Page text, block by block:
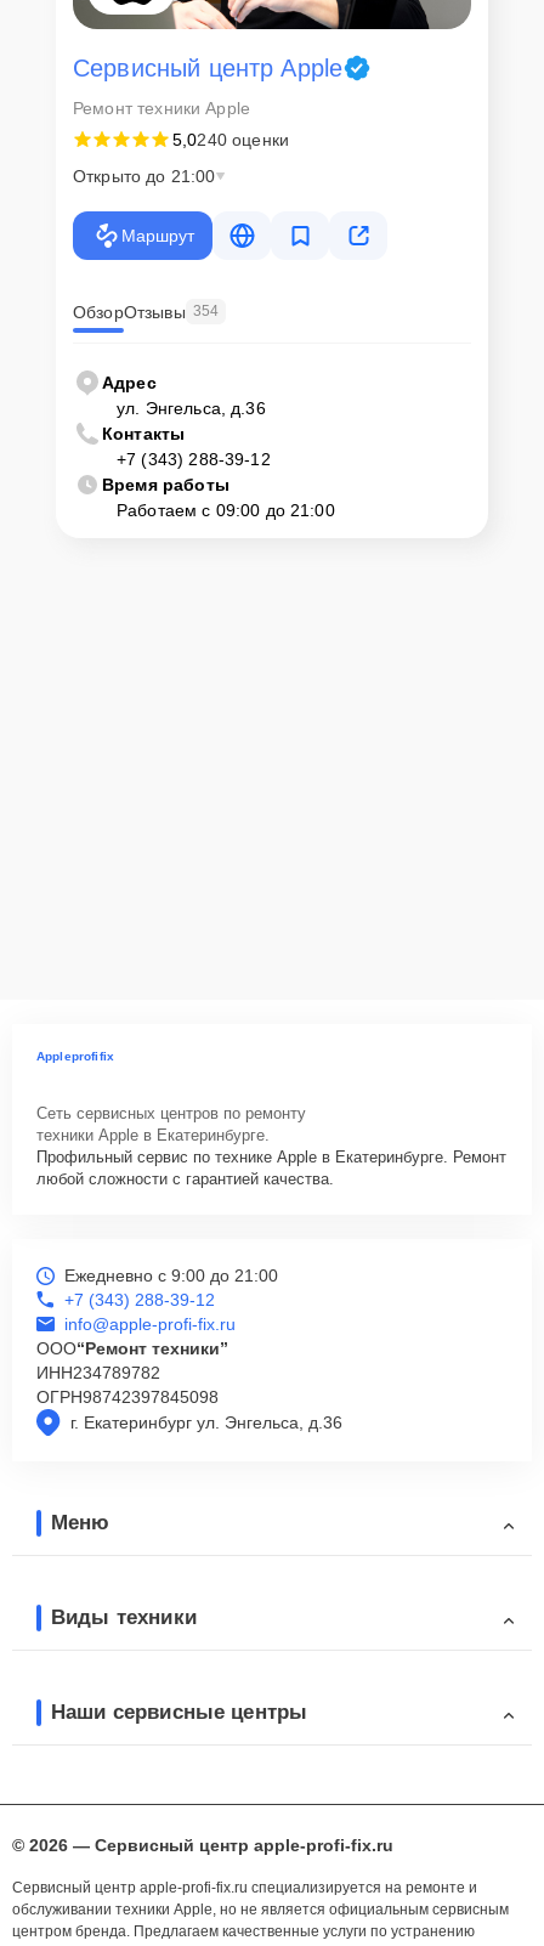
Сервисный центр Apple
Ремонт техники Apple
5,0240 оценки
Открыто до 21:00
Маршрут
ОбзорОтзывы 354
Адрес
ул. Энгельса, д.36
Контакты
+7 (343) 288-39-12
Время работы
Работаем с 09:00 до 21:00
Appleprofifix
Сеть сервисных центров по ремонту
техники Apple в Екатеринбурге.
Профильный сервис по технике Apple в Екатеринбурге. Ремонт
любой сложности с гарантией качества.
г. Екатеринбург ул. Энгельса, д.36
Ежедневно с 9:00 до 21:00
+7 (343) 288-39-12
info@apple-profi-fix.ru
ООО“Ремонт техники”
ИНН234789782
ОГРН98742397845098
Меню
Виды техники
Наши сервисные центры
© 2026 — Сервисный центр apple-profi-fix.ru
Сервисный центр apple-profi-fix.ru специализируется на ремонте и
обслуживании техники Apple, но не является официальным сервисным
центром бренда. Предлагаем качественные услуги по устранению